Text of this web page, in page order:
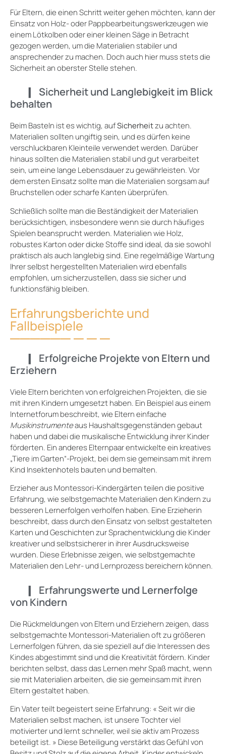
Für Eltern, die einen Schritt weiter gehen möchten, kann der
Einsatz von Holz- oder Pappbearbeitungswerkzeugen wie
einem Lötkolben oder einer kleinen Säge in Betracht
gezogen werden, um die Materialien stabiler und
ansprechender zu machen. Doch auch hier muss stets die
Sicherheit an oberster Stelle stehen.
Sicherheit und Langlebigkeit im Blick
behalten
Beim Basteln ist es wichtig, aufSicherheitzu achten.
Materialien sollten ungiftig sein, und es dürfen keine
verschluckbaren Kleinteile verwendet werden. Darüber
hinaus sollten die Materialien stabil und gut verarbeitet
sein, um eine lange Lebensdauer zu gewährleisten. Vor
dem ersten Einsatz sollte man die Materialien sorgsam auf
Bruchstellen oder scharfe Kanten überprüfen.
Schließlich sollte man die Beständigkeit der Materialien
berücksichtigen, insbesondere wenn sie durch häufiges
Spielen beansprucht werden. Materialien wie Holz,
robustes Karton oder dicke Stoffe sind ideal, da sie sowohl
praktisch als auch langlebig sind. Eine regelmäßige Wartung
Ihrer selbst hergestellten Materialien wird ebenfalls
empfohlen, um sicherzustellen, dass sie sicher und
funktionsfähig bleiben.
Erfahrungsberichte und
Fallbeispiele
Erfolgreiche Projekte von Eltern und
Erziehern
Viele Eltern berichten von erfolgreichen Projekten, die sie
mit ihren Kindern umgesetzt haben. Ein Beispiel aus einem
Internetforum beschreibt, wie Eltern einfache
Musikinstrumenteaus Haushaltsgegenständen gebaut
haben und dabei die musikalische Entwicklung ihrer Kinder
förderten. Ein anderes Elternpaar entwickelte ein kreatives
„Tiere im Garten“-Projekt, bei dem sie gemeinsam mit ihrem
Kind Insektenhotels bauten und bemalten.
Erzieher aus Montessori-Kindergärten teilen die positive
Erfahrung, wie selbstgemachte Materialien den Kindern zu
besseren Lernerfolgen verholfen haben. Eine Erzieherin
beschreibt, dass durch den Einsatz von selbst gestalteten
Karten und Geschichten zur Sprachentwicklung die Kinder
kreativer und selbstsicherer in ihrer Ausdrucksweise
wurden. Diese Erlebnisse zeigen, wie selbstgemachte
Materialien den Lehr- und Lernprozess bereichern können.
Erfahrungswerte und Lernerfolge
von Kindern
Die Rückmeldungen von Eltern und Erziehern zeigen, dass
selbstgemachte Montessori-Materialien oft zu größeren
Lernerfolgen führen, da sie speziell auf die Interessen des
Kindes abgestimmt sind und die Kreativität fördern. Kinder
berichten selbst, dass das Lernen mehr Spaß macht, wenn
sie mit Materialien arbeiten, die sie gemeinsam mit ihren
Eltern gestaltet haben.
Ein Vater teilt begeistert seine Erfahrung: « Seit wir die
Materialien selbst machen, ist unsere Tochter viel
motivierter und lernt schneller, weil sie aktiv am Prozess
beteiligt ist. » Diese Beteiligung verstärkt das Gefühl von